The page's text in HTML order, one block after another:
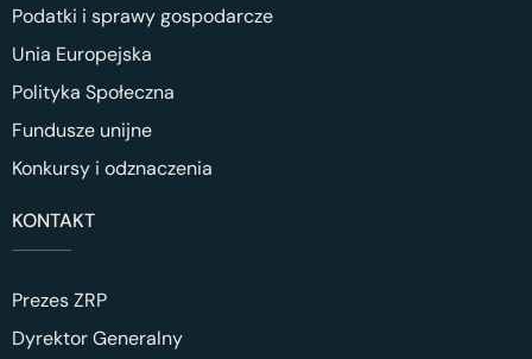
Podatki i sprawy gospodarcze
Unia Europejska
Polityka Społeczna
Fundusze unijne
Konkursy i odznaczenia
KONTAKT
Prezes ZRP
Dyrektor Generalny